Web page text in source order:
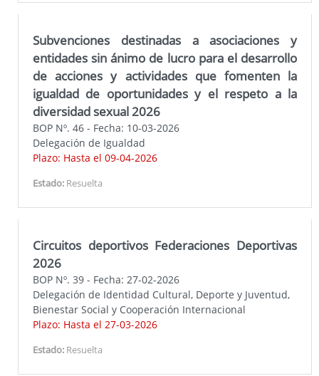
Subvenciones destinadas a asociaciones y
entidades sin ánimo de lucro para el desarrollo
de acciones y actividades que fomenten la
igualdad de oportunidades y el respeto a la
diversidad sexual 2026
BOP Nº. 46 - Fecha: 10-03-2026
Delegación de Igualdad
Plazo: Hasta el 09-04-2026
Estado: Resuelta
Circuitos deportivos Federaciones Deportivas
2026
BOP Nº. 39 - Fecha: 27-02-2026
Delegación de Identidad Cultural, Deporte y Juventud,
Bienestar Social y Cooperación Internacional
Plazo: Hasta el 27-03-2026
Estado: Resuelta